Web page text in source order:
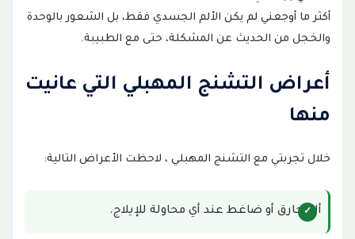
أكثر ما أوجعني لم يكن الألم الجسدي فقط، بل الشعور بالوحدة
والخجل من الحديث عن المشكلة، حتى مع الطبيبة.
أعراض التشنج المهبلي التي عانيت
منها
خلال تجربتي مع التشنج المهبلي ، لاحظت الأعراض التالية:
ألم حارق أو ضاغط عند أي محاولة للإيلاج.